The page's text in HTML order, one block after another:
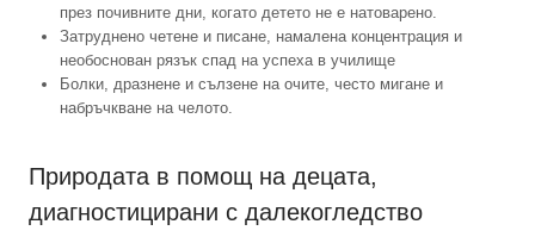
през почивните дни, когато детето не е натоварено.
Затруднено четене и писане, намалена концентрация и
необоснован рязък спад на успеха в училище
Болки, дразнене и сълзене на очите, често мигане и
набръчкване на челото.
Природата в помощ на децата,
диагностицирани с далекогледство